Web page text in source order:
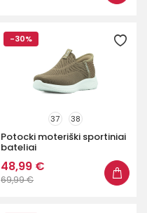
-30%
37 38
Potocki moteriški sportiniai
bateliai
48,99 €
69,99 €